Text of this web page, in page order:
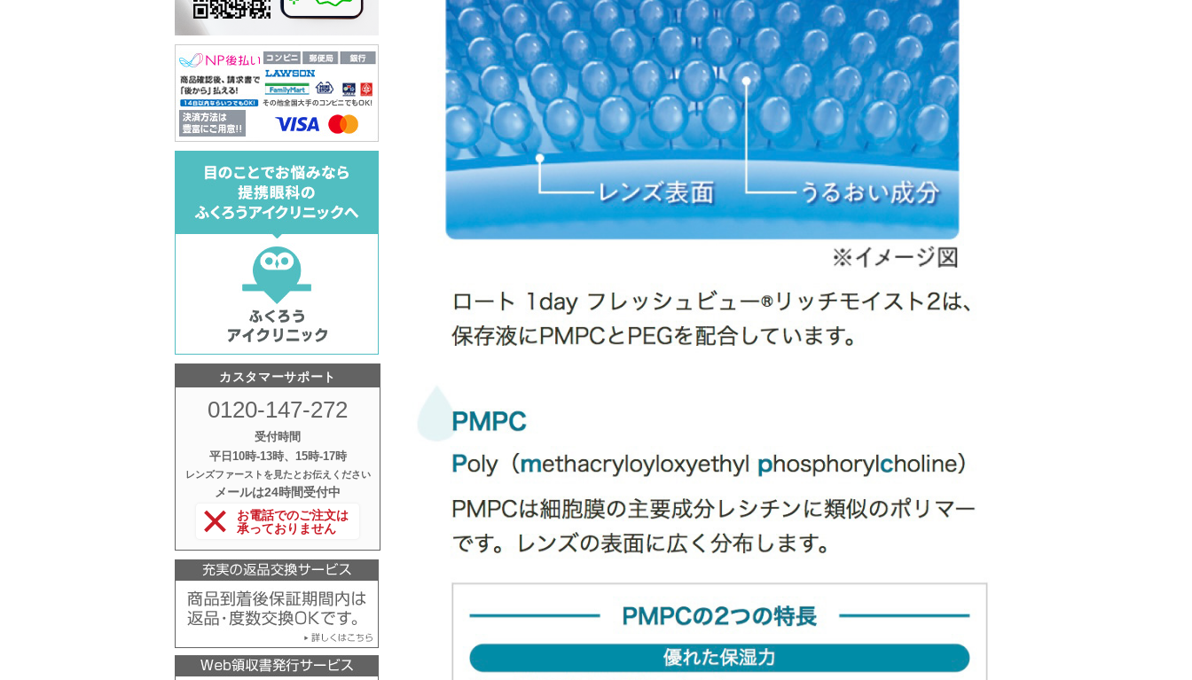
カスタマーサポート
0120-147-272
受付時間
平日10時‐13時、15時‐17時
レンズファーストを見たとお伝えください
メールは24時間受付中
お電話でのご注文は
承っておりません